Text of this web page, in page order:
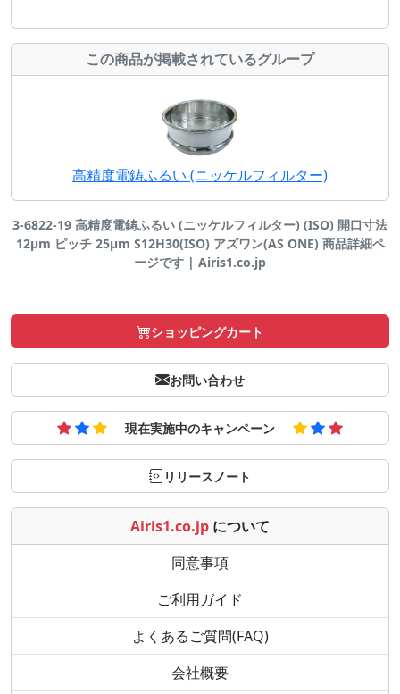
この商品が掲載されているグループ
高精度電鋳ふるい (ニッケルフィルター)
3-6822-19 高精度電鋳ふるい (ニッケルフィルター) (ISO) 開口寸法
12μm ピッチ 25μm S12H30(ISO) アズワン(AS ONE) 商品詳細ペ
ージです | Airis1.co.jp
ショッピングカート
お問い合わせ
現在実施中のキャンペーン
リリースノート
Airis1.co.jp について
同意事項
ご利用ガイド
よくあるご質問(FAQ)
会社概要